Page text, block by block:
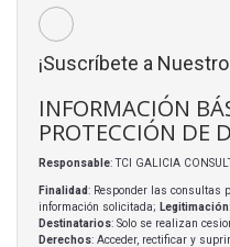
¡Suscríbete a
INFORMACIÓN
PROTECCIÓN DE
Responsable: TCI GALICIA
Finalidad: Responder las consultas
información solicitada; Legitimación
Destinatarios: Solo se realizan
Derechos: Acceder, rectificar y